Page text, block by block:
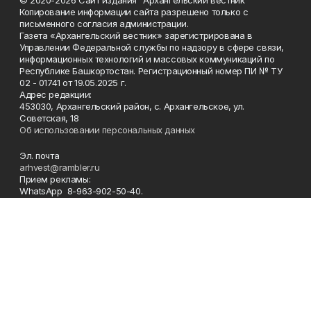
Копирование информации сайта разрешено только с
письменного согласия администрации.
Газета «Архангельский вестник» зарегистрирована в
Управлении Федеральной службы по надзору в сфере связи,
информационных технологий и массовых коммуникаций по
Республике Башкортостан. Регистрационный номер ПИ № ТУ
02 - 01741 от 19.05.2025 г.
Адрес редакции:
453030, Архангельский район, с. Архангельское, ул.
Советская, 18
Об использовании персональных данных
Эл. почта
arhvest@rambler.ru
Прием рекламы:
WhatsApp 8-963-902-50-40.